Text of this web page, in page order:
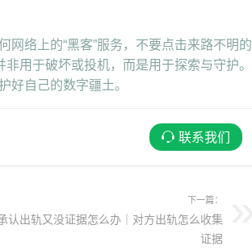
络上的“黑客”服务，不要点击来路不明的
用于破坏或投机，而是用于探索与守护。
好自己的数字疆土。
联系我们
下一篇：
认出轨又没证据怎么办｜对方出轨怎么收集
证据